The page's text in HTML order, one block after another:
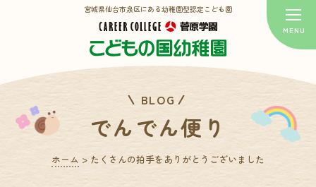
宮城県仙台市泉区にある幼稚園型認定こども園
BLOG
でんでん便り
ホーム > たくさんの拍手をありがとうございました